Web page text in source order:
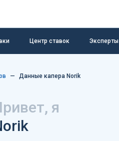
Центр ставок Эксперты
Данные капера Norik
я